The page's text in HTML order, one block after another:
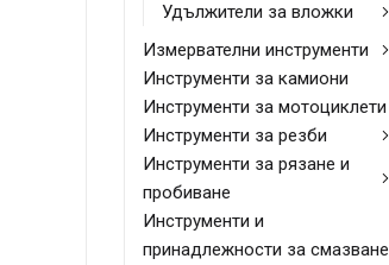
Удължители за вложки
Измервателни инструменти
Инструменти за камиони
Инструменти за мотоциклети
Инструменти за резби
Инструменти за рязане и
пробиване
Инструменти и
принадлежности за смазване